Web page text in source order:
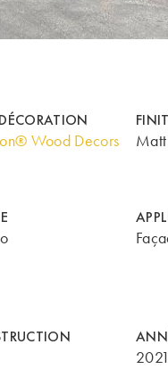
Wood Decors Matt
2021